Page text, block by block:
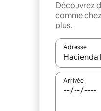
Découvrez
comme
plus.
Adresse
Lorsque
Arrivée